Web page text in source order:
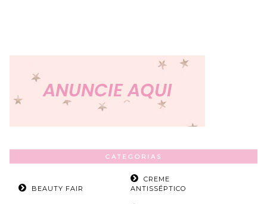
CATEGORIAS
BEAUTY FAIR
CREME
ANTISSÉPTICO